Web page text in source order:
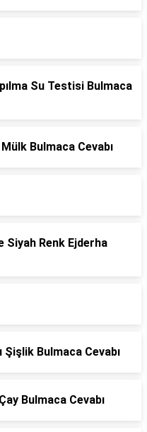
Su Testisi Bulmaca
Bulmaca Cevabı
Siyah Renk Ejderha
Şişlik Bulmaca Cevabı
Bulmaca Cevabı